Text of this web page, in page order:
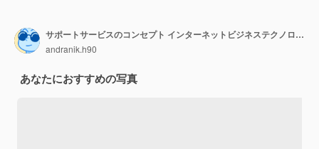
サポートサービスのコンセプト インターネットビジネステクノロジー
andranik.h90
あなたにおすすめの写真